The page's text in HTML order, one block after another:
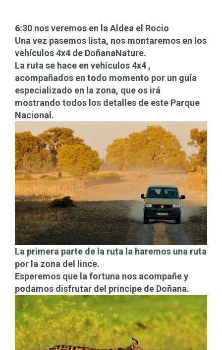
6:30 nos veremos en la Aldea el Rocio
Una vez pasemos lista, nos montaremos en los
vehículos 4x4 de DoñanaNature.
La ruta se hace en vehículos 4x4 ,
acompañados en todo momento por un guía
especializado en la zona, que os irá
mostrando todos los detalles de este Parque
Nacional.
La primera parte de la ruta la haremos una ruta
por la zona del lince.
Esperemos que la fortuna nos acompañe y
podamos disfrutar del principe de Doñana.